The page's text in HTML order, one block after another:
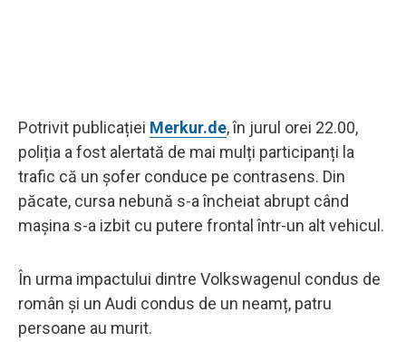
Potrivit publicației Merkur.de, în jurul orei 22.00,
poliția a fost alertată de mai mulți participanți la
trafic că un șofer conduce pe contrasens. Din
păcate, cursa nebună s-a încheiat abrupt când
mașina s-a izbit cu putere frontal într-un alt vehicul.
În urma impactului dintre Volkswagenul condus de
român și un Audi condus de un neamț, patru
persoane au murit.